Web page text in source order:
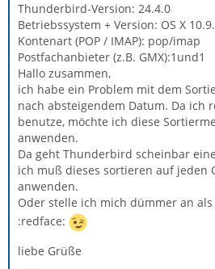
Thunderbird-Version: 24.4.0
Betriebssystem + Version: OS X
Kontenart (POP / IMAP): pop/imap
Postfachanbieter (z.B. GMX):1und1
Hallo zusammen,
ich habe ein Problem mit dem
nach absteigendem Datum. Da ich
benutze, möchte ich diese
anwenden.
Da geht Thunderbird scheinbar
ich muß dieses sortieren auf jeden
anwenden.
Oder stelle ich mich dümmer an
:redface:
liebe Grüße